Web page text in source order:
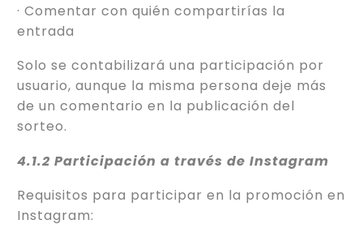
· Comentar con quién compartirías la
entrada
Solo se contabilizará una participación por
usuario, aunque la misma persona deje más
de un comentario en la publicación del
sorteo.
4.1.2 Participación a través de Instagram
Requisitos para participar en la promoción en
Instagram: